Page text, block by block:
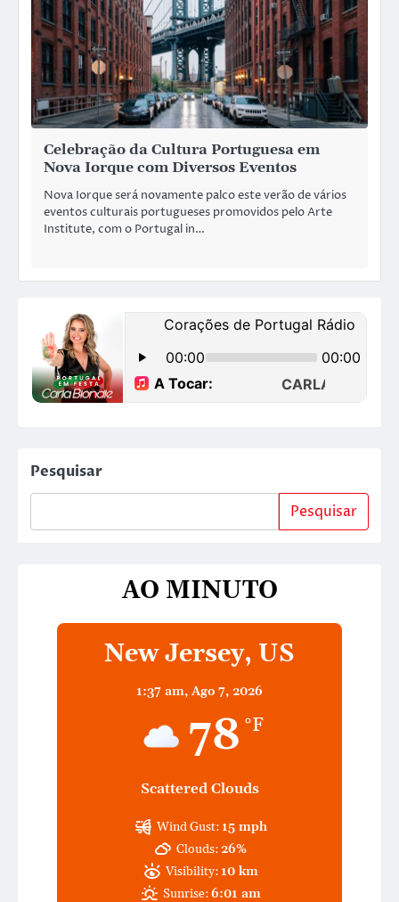
Celebração da Cultura Portuguesa em
Nova Iorque com Diversos Eventos
Nova Iorque será novamente palco este verão de vários
eventos culturais portugueses promovidos pelo Arte
Institute, com o Portugal in…
Pesquisar
Pesquisar
AO MINUTO
New Jersey, US
1:37 am, Ago 7, 2026
78 °F
Scattered Clouds
Wind Gust: 15 mph
Clouds:26%
Visibility: 10 km
Sunrise:6:01 am